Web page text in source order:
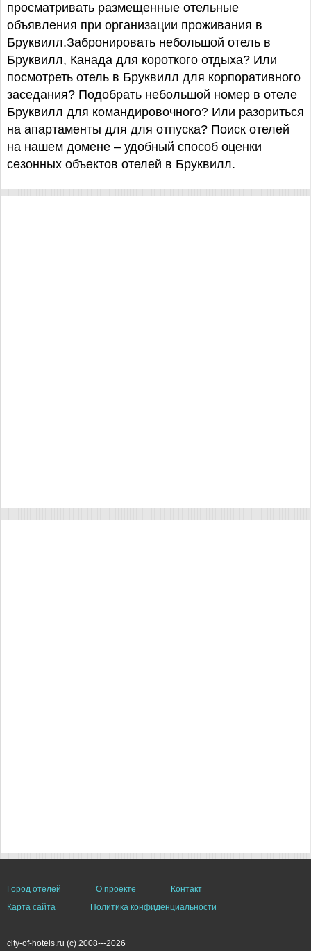
просматривать размещенные отельные
объявления при организации проживания в
Бруквилл.Забронировать небольшой отель в
Бруквилл, Канада для короткого отдыха? Или
посмотреть отель в Бруквилл для корпоративного
заседания? Подобрать небольшой номер в отеле
Бруквилл для командировочного? Или разориться
на апартаменты для для отпуска? Поиск отелей
на нашем домене – удобный способ оценки
сезонных объектов отелей в Бруквилл.
Город отелей О проекте
Контакт
Карта сайта
Политика конфиденциальности
city-of-hotels.ru (c) 2008---2026